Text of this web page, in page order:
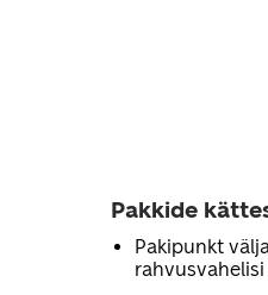
Pakkide
Pakipunkt
rahvusvahelisi